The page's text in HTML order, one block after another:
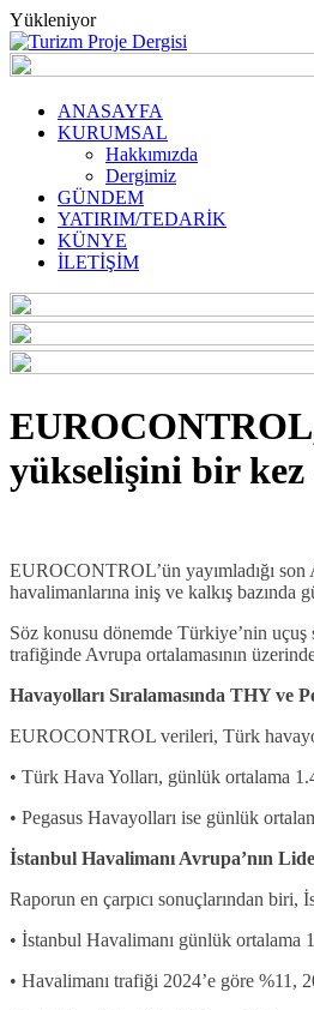
Yükleniyor
ANASAYFA
KURUMSAL
Hakkımızda
Dergimiz
GÜNDEM
YATIRIM/TEDARİK
KÜNYE
İLETİŞİM
yükselişini bir
EUROCONTROL’ün yayımladığı
havalimanlarına iniş ve kalkış bazında
Söz konusu dönemde Türkiye’nin uçuş
trafiğinde Avrupa ortalamasının
Havayolları Sıralamasında THY ve
EUROCONTROL verileri, Türk
• Türk Hava Yolları, günlük ortalama
• Pegasus Havayolları ise günlük
İstanbul Havalimanı Avrupa’nın
Raporun en çarpıcı sonuçlarından
• İstanbul Havalimanı günlük ortalama
• Havalimanı trafiği 2024’e göre %11,